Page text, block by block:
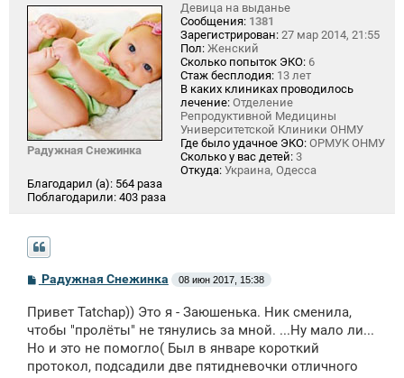
Радужная Снежинка
Девица на выданье
Сообщения: 1381
Зарегистрирован: 27 мар 2014, 21:55
Пол: Женский
Сколько попыток ЭКО: 6
Стаж бесплодия: 13 лет
В каких клиниках проводилось
лечение: Отделение
Репродуктивной Медицины
Университетской Клиники ОНМУ
Где было удачное ЭКО: ОРМУК ОНМУ
Сколько у вас детей: 3
Откуда: Украина, Одесса
Благодарил (а): 564 раза
Поблагодарили: 403 раза
С
б
щ
н
и
Радужная Снежинка 08 июн 2017, 15:38
Привет Tatchap)) Это я - Заюшенька. Ник сменила,
чтобы "пролёты" не тянулись за мной. ...Ну мало ли...
Но и это не помогло( Был в январе короткий
протокол, подсадили две пятидневочки отличного